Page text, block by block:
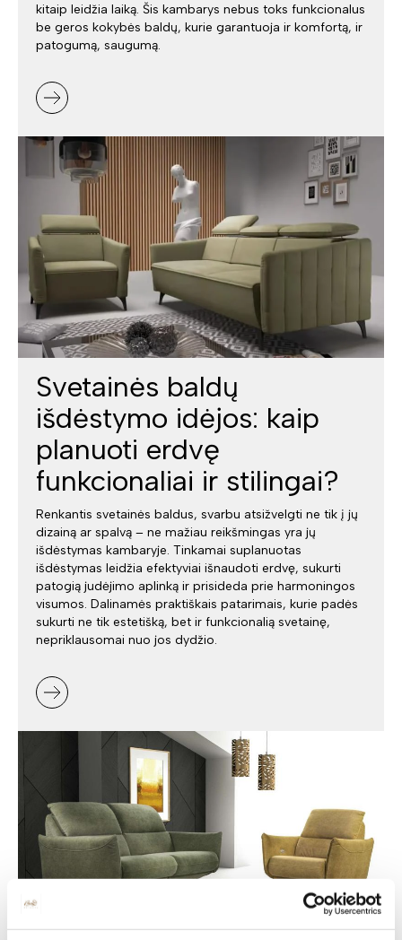
kitaip leidžia laiką. Šis kambarys nebus toks funkcionalus
be geros kokybės baldų, kurie garantuoja ir komfortą, ir
patogumą, saugumą.
Svetainės baldų
išdėstymo idėjos: kaip
planuoti erdvę
funkcionaliai ir stilingai?
Renkantis svetainės baldus, svarbu atsižvelgti ne tik į jų
dizainą ar spalvą – ne mažiau reikšmingas yra jų
išdėstymas kambaryje. Tinkamai suplanuotas
išdėstymas leidžia efektyviai išnaudoti erdvę, sukurti
patogią judėjimo aplinką ir prisideda prie harmoningos
visumos. Dalinamės praktiškais patarimais, kurie padės
sukurti ne tik estetišką, bet ir funkcionalią svetainę,
nepriklausomai nuo jos dydžio.